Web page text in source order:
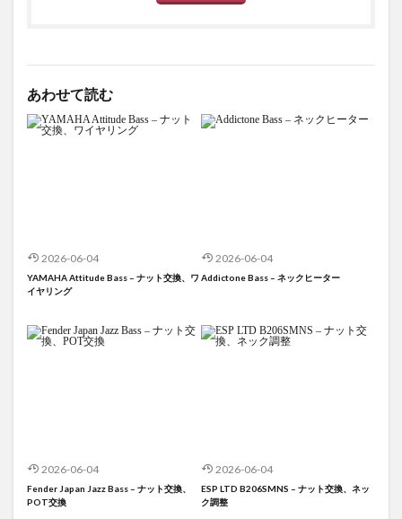
あわせて読む
2026-06-04
YAMAHA Attitude Bass – ナット交換、ワ
イヤリング
2026-06-04
Addictone Bass – ネックヒーター
2026-06-04
Fender Japan Jazz Bass – ナット交換、
POT交換
2026-06-04
ESP LTD B206SMNS – ナット交換、ネッ
ク調整